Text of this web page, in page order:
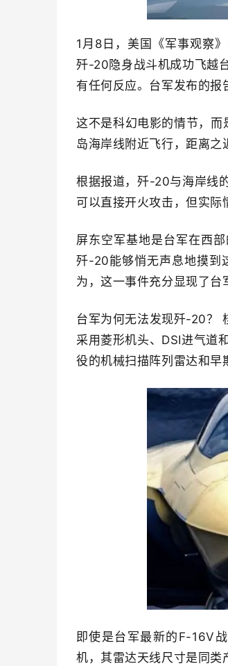
1月8日，美国《军事观察
歼-20隐身战斗机成功飞越
有任何反应。台军发布的报
这不是科幻电影的情节，
岛海岸线附近飞行，距离之
根据报道，歼-20与海岸线
可以直接开火攻击，但实际
屏东空军基地是台军在西
歼-20能够悄无声息地摸到
为，这一事件充分显现了台
台军为何无法发现歼-20？
采用菱形机头、DSI进气道
役的机械扫描阵列雷达和早
即使是台军最新的F-16V
机，其雷达天线尺寸是同类